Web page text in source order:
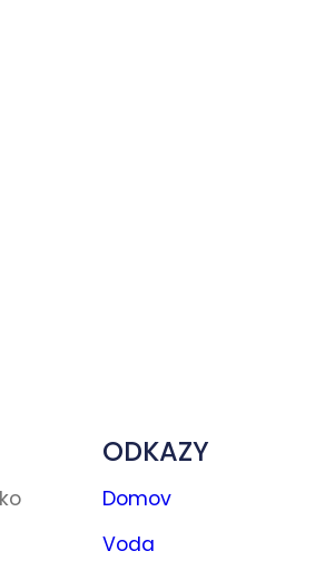
ODKAZY
Domov
Voda